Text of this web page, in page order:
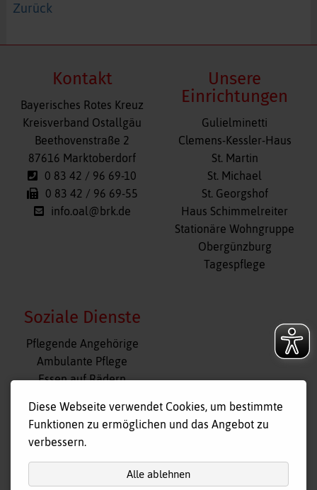
Zurück
Kontakt
Bayerisches Rotes Kreuz
Kreisverband Ostallgäu
Beethovenstraße 2
87616 Marktoberdorf
0 83 42 / 96 69-10
0 83 42 / 96 69-55
info.oal@brk.de
Unsere
Einrichtungen
Navigation
überspringen
Gulielminetti
Clemens-Kessler-Haus
St. Martin
St. Michael
St. Georgshof
Haus Schimmelreiter
Stationäre Wohngruppe
Obergünzburg
Tagespflege
Soziale Dienste
Navigation
überspringen
Pflegende Angehörige
Ambulante Pflege
Essen auf Rädern
Tagespflege
Hausnotruf
Diese Webseite verwendet Cookies, um bestimmte
Funktionen zu ermöglichen und das Angebot zu
verbessern.
Alle ablehnen